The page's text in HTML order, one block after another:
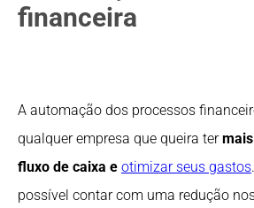
financeira
A automação dos processos
qualquer empresa que queira ter
fluxo de caixa e otimizar seus gastos
possível contar com uma redução